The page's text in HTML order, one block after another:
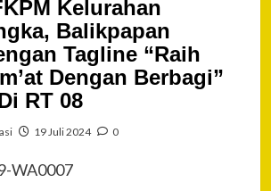
Kelurahan
Balikpapan
Tagline “Raih
Dengan Berbagi”
RT 08
19 Juli 2024 0